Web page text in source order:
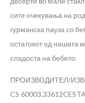
сите очекувања на
гурманска пауза со
остатокот од нашата
сладоста на бебето.
ПРОИЗВОДИТЕЛ/
CS